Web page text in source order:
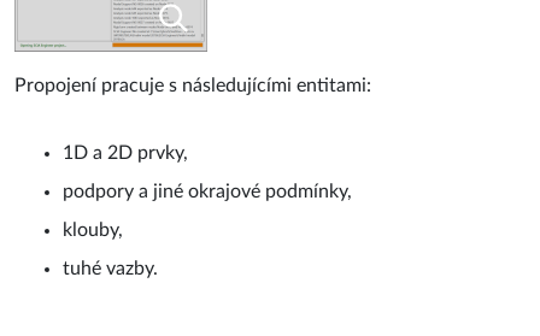
Propojení pracuje s následujícími entitami:
1D a 2D prvky,
podpory a jiné okrajové podmínky,
klouby,
tuhé vazby.